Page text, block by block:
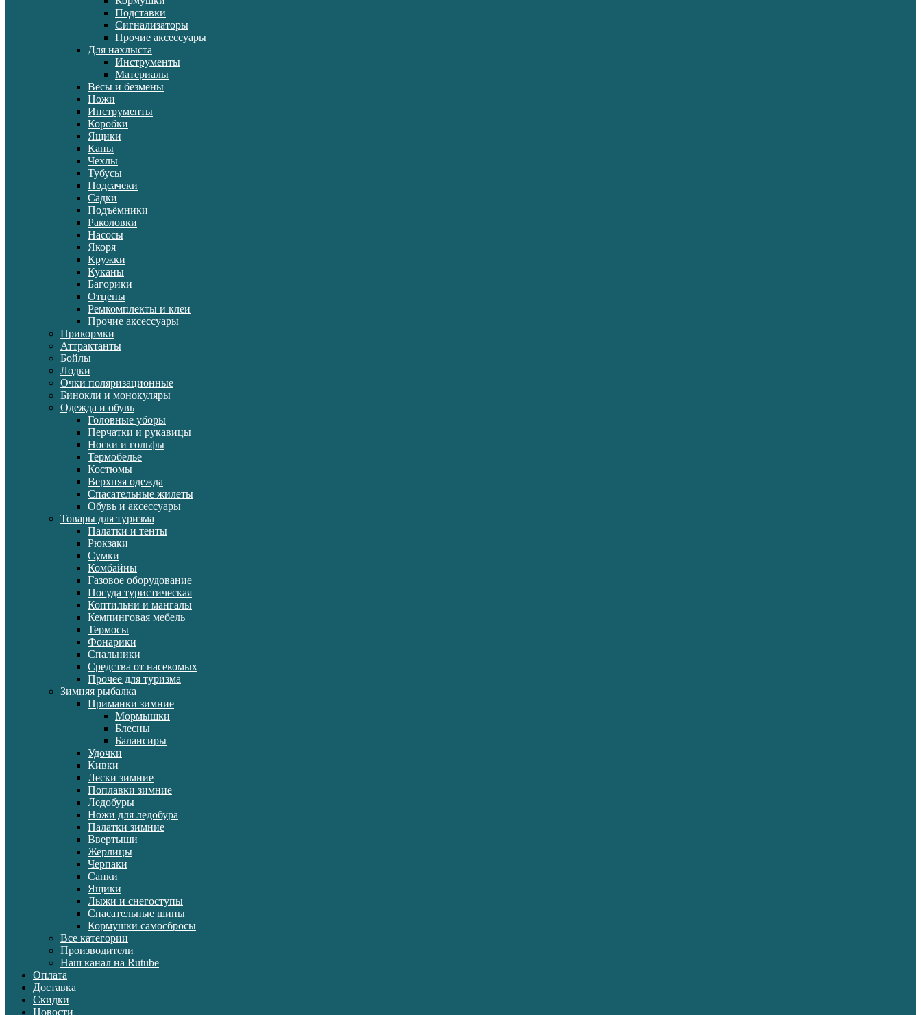
Подставки
Сигнализаторы
Прочие аксессуары
Для нахлыста
Инструменты
Материалы
Весы и безмены
Ножи
Инструменты
Коробки
Ящики
Каны
Чехлы
Тубусы
Подсачеки
Садки
Подъёмники
Раколовки
Насосы
Якоря
Кружки
Куканы
Багорики
Отцепы
Ремкомплекты и клеи
Прочие аксессуары
Прикормки
Аттрактанты
Бойлы
Лодки
Очки поляризационные
Бинокли и монокуляры
Одежда и обувь
Головные уборы
Перчатки и рукавицы
Носки и гольфы
Термобелье
Костюмы
Верхняя одежда
Спасательные жилеты
Обувь и аксессуары
Товары для туризма
Палатки и тенты
Рюкзаки
Сумки
Комбайны
Газовое оборудование
Посуда туристическая
Коптильни и мангалы
Кемпинговая мебель
Термосы
Фонарики
Спальники
Средства от насекомых
Прочее для туризма
Зимняя рыбалка
Приманки зимние
Мормышки
Блесны
Балансиры
Удочки
Кивки
Лески зимние
Поплавки зимние
Ледобуры
Ножи для ледобура
Палатки зимние
Ввертыши
Жерлицы
Черпаки
Санки
Ящики
Лыжи и снегоступы
Спасательные шипы
Кормушки самосбросы
Все категории
Производители
Наш канал на Rutube
Оплата
Доставка
Скидки
Новости